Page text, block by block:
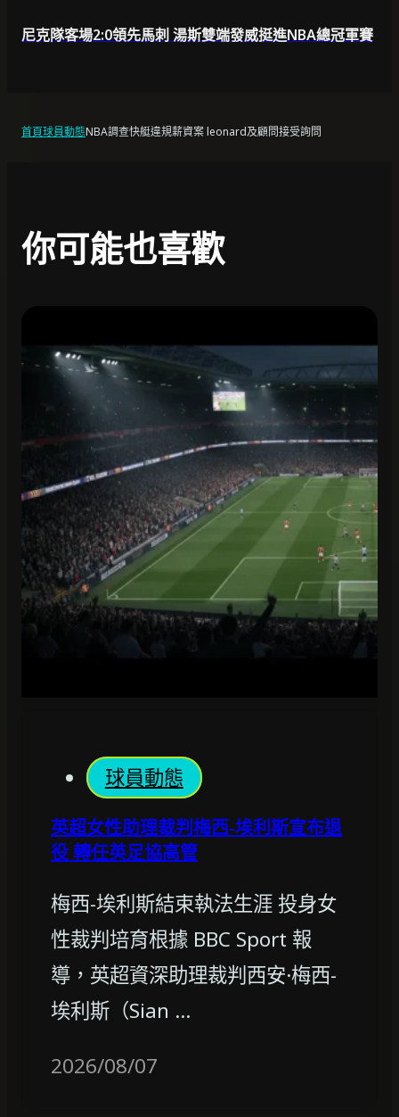
尼克隊客場2:0領先馬刺 湯斯雙端發威挺進NBA總冠軍賽
首頁球員動態NBA調查快艇違規薪資案 leonard及顧問接受詢問
你可能也喜歡
球員動態
英超女性助理裁判梅西-埃利斯宣布退
役 轉任英足協高管
梅西-埃利斯結束執法生涯 投身女
性裁判培育根據 BBC Sport 報
導，英超資深助理裁判西安·梅西-
埃利斯（Sian …
2026/08/07